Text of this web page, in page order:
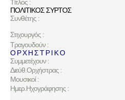
Τίτλος :
ΠΟΛΙΤΙΚΟΣ ΣΥΡΤΟΣ
Συνθέτης :
Στιχουργός :
Τραγουδούν :
Ο Ρ Χ Η Σ Τ Ρ Ι Κ Ο
Συμμετέχουν :
Διεύθ.Ορχήστρας :
Μουσικοί :
Ημερ.Ηχογράφησης :